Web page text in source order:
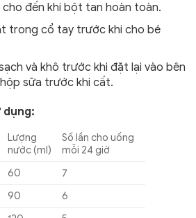
đến khi bột tan hoàn toàn.
trong cổ tay trước khi cho bé
và khô trước khi đặt lại vào bên
sữa trước khi cất.
dụng:
Lượng
nước (ml)
Số lần cho uống
mỗi 24 giờ
60
7
90
6